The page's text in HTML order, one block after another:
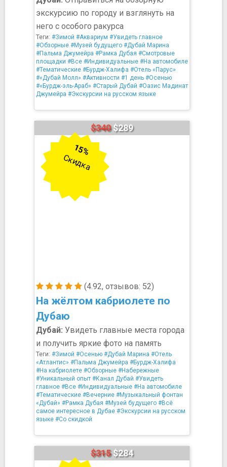
экскурсию по городу и взглянуть на
него с особого ракурса
Теги: #Зимой #Аквариум #Увидеть главное
#Обзорные #Музей будущего #Дубай Марина
#Пальма Джумейра #Рамка Дубая #Смотровые
площадки #Все #Индивидуальные #На автомобиле
#Тематические #Бурдж-Халифа #Отель «Парус»
#«Дубай Молл» #Активности #1 день #Осенью
#«Бурдж-эль-Араб» #Старый Дубай #Оазис Мадинат
Джумейра #Экскурсии на русском языке
(4.92, отзывов: 52)
На жёлтом кабриолете по
Дубаю
$340$289
15%
Скидка
Дубай: Увидеть главные места города
и получить яркие фото на память
Теги: #Зимой #Осенью #Дубай Марина #Отель
«Атлантис» #Пальма Джумейра #Бурдж-Халифа
#На кабриолете #Обзорные #Набережные
#Уникальный опыт #Канал Дубай #Увидеть
главное #Все #Индивидуальные #На автомобиле
#Тематические #Вечерние #Музыкальный фонтан
«Дубай» #Рамка Дубая #Музей будущего #Всё
самое интересное в Дубае #Экскурсии на русском
языке #Со скидкой
$315$284